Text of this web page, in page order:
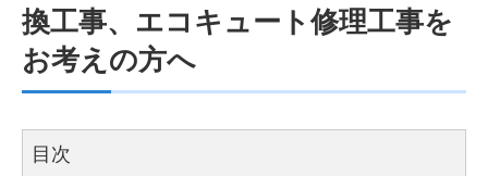
換工事、エコキュート修理工事を
お考えの方へ
目次